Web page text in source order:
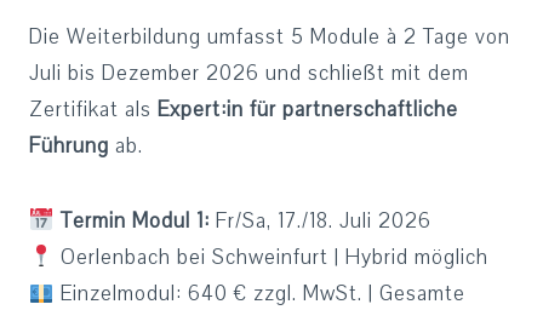
Die Weiterbildung umfasst 5 Module à 2 Tage von
Juli bis Dezember 2026 und schließt mit dem
Zertifikat als Expert:in für partnerschaftliche
Führung ab.
Termin Modul 1: Fr/Sa, 17./18. Juli 2026
Oerlenbach bei Schweinfurt | Hybrid möglich
Einzelmodul: 640 € zzgl. MwSt. | Gesamte